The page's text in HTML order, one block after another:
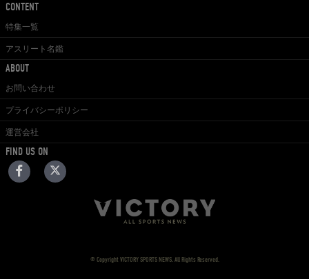
CONTENT
特集一覧
アスリート名鑑
ABOUT
お問い合わせ
プライバシーポリシー
運営会社
FIND US ON
© Copyright VICTORY SPORTS NEWS. All Rights Reserved.